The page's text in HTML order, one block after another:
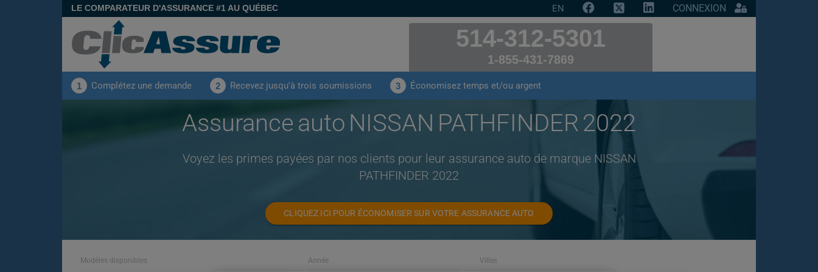
LE COMPARATEUR D'ASSURANCE #1 AU QUÉBEC EN CONNEXION
514-312-5301
1-855-431-7869
1 Complétez une demande 2 Recevez jusqu'à trois soumissions 3 Économisez temps et/ou argent
Assurance auto NISSAN PATHFINDER 2022
Voyez les primes payées par nos clients pour leur assurance auto de marque NISSAN
PATHFINDER 2022
CLIQUEZ ICI POUR ÉCONOMISER SUR VOTRE ASSURANCE AUTO
Modèles disponibles Année Villes